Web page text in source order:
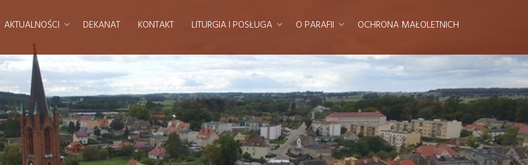
AKTUALNOŚCI DEKANAT KONTAKT LITURGIA I POSŁUGA O PARAFII OCHRONA MAŁOLETNICH